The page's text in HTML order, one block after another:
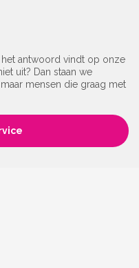
het antwoord vindt op onze
uit? Dan staan we
mensen die graag met